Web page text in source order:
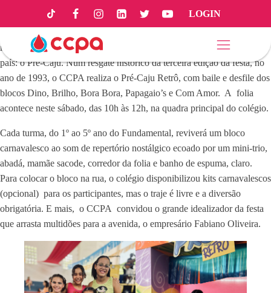
LOGIN
Já é Carnaval, Cidade! Acorda para ver o bloco do CCPA passando e
celebrando os antigos carnavais de Aracaju, homenageando a folia
mais tradicional da capital sergipana e maior prévia carnavalesca do
país: o Pré-Caju. Num resgate histórico da terceira edição da festa, no
ano de 1993, o CCPA realiza o Pré-Caju Retrô, com baile e desfile dos
blocos Dino, Brilho, Bora Bora, Papagaio’s e Com Amor. A folia
acontece neste sábado, das 10h às 12h, na quadra principal do colégio.
Cada turma, do 1º ao 5º ano do Fundamental, reviverá um bloco
carnavalesco ao som de repertório nostálgico ecoado por um mini-trio,
abadá, mamãe sacode, corredor da folia e banho de espuma, claro.
Para colocar o bloco na rua, o colégio disponibilizou kits carnavalescos
(opcional) para os participantes, mas o traje é livre e a diversão
obrigatória. E mais, o CCPA convidou o grande idealizador da festa
que arrasta multidões para a avenida, o empresário Fabiano Oliveira.